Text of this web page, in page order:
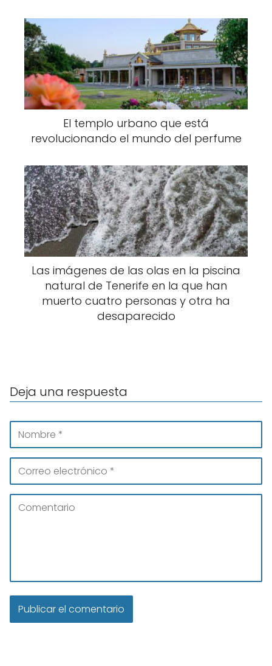
El templo urbano que está
revolucionando el mundo del perfume
Las imágenes de las olas en la piscina
natural de Tenerife en la que han
muerto cuatro personas y otra ha
desaparecido
Deja una respuesta